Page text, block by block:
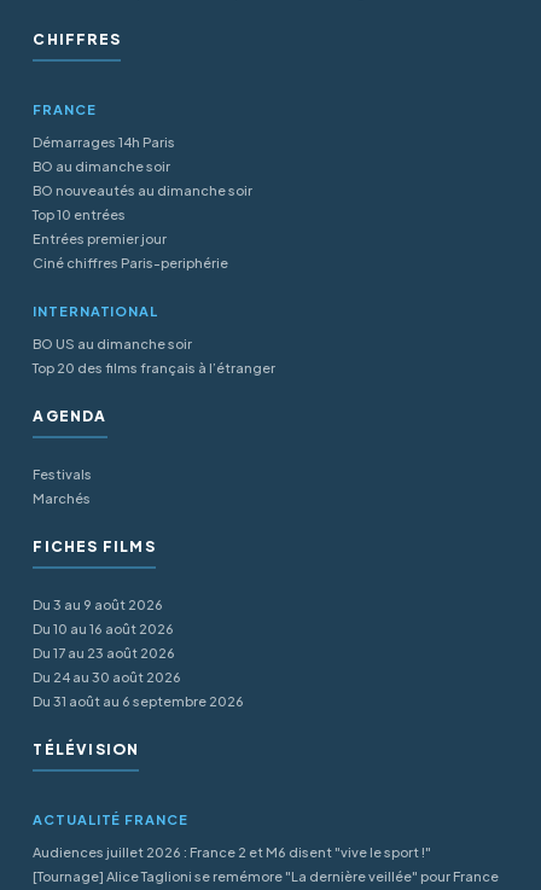
CHIFFRES
FRANCE
Démarrages 14h Paris
BO au dimanche soir
BO nouveautés au dimanche soir
Top 10 entrées
Entrées premier jour
Ciné chiffres Paris-periphérie
INTERNATIONAL
BO US au dimanche soir
Top 20 des films français à l’étranger
AGENDA
Festivals
Marchés
FICHES FILMS
Du 3 au 9 août 2026
Du 10 au 16 août 2026
Du 17 au 23 août 2026
Du 24 au 30 août 2026
Du 31 août au 6 septembre 2026
TÉLÉVISION
ACTUALITÉ FRANCE
Audiences juillet 2026 : France 2 et M6 disent "vive le sport !"
[Tournage] Alice Taglioni se remémore "La dernière veillée" pour France